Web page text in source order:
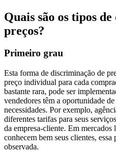
Quais são os tipos
preços?
Primeiro grau
Esta forma de discriminação de
preço individual para cada
bastante rara, pode ser
vendedores têm a oportunidade
necessidades. Por exemplo,
diferentes tarifas para seus
da empresa-cliente. Em mercados
conhecem bem seus clientes,
observada.